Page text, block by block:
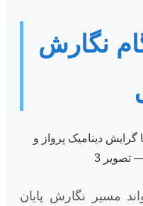
نگارش
مسیر نگارش پایان